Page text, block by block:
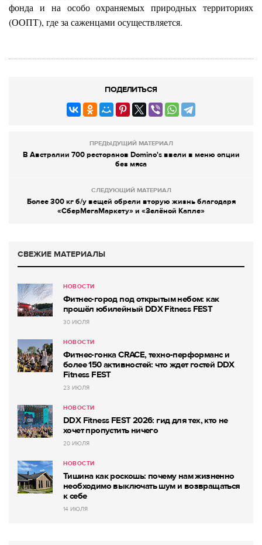
фонда и на особо охраняемых природных территориях
(ООПТ), где за саженцами осуществляется.
ПОДЕЛИТЬСЯ
ПРЕДЫДУЩИЙ МАТЕРИАЛ
В Австралии 700 ресторанов Domino's ввели в меню опции
без мяса
СЛЕДУЮЩИЙ МАТЕРИАЛ
Более 300 кг б/у вещей обрели вторую жизнь благодаря
«СберМегаМаркету» и «Зелёной Капле»
СВЕЖИЕ МАТЕРИАЛЫ
НОВОСТИ
Фитнес-город под открытым небом: как
прошёл юбилейный DDX Fitness FEST
30 ИЮЛЯ
НОВОСТИ
Фитнес-гонка CRACE, техно-перформанс и
более 150 активностей: что ждет гостей DDX
Fitness FEST
23 ИЮЛЯ
НОВОСТИ
DDX Fitness FEST 2026: гид для тех, кто не
хочет пропустить ничего
20 ИЮЛЯ
НОВОСТИ
Тишина как роскошь: почему нам жизненно
необходимо выключать шум и возвращаться
к себе
14 ИЮЛЯ